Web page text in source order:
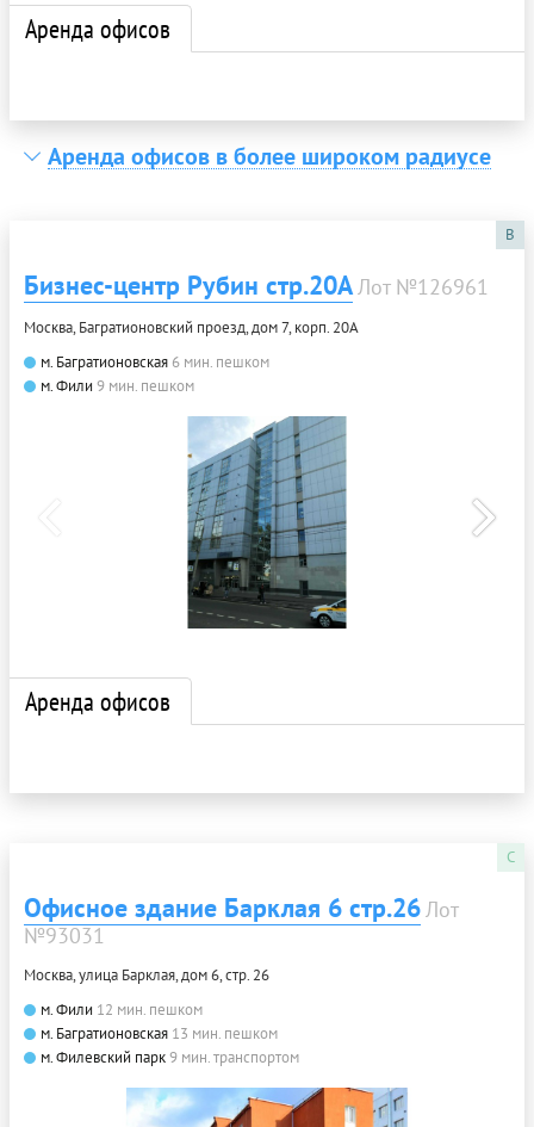
Аренда офисов
Аренда офисов в более широком радиусе
B
Бизнес-центр Рубин стр.20АЛот №126961
Москва, Багратионовский проезд, дом 7, корп. 20А
м. Багратионовская 6 мин. пешком
м. Фили 9 мин. пешком
Аренда офисов
C
Офисное здание Барклая 6 стр.26Лот
№93031
Москва, улица Барклая, дом 6, стр. 26
м. Фили 12 мин. пешком
м. Багратионовская 13 мин. пешком
м. Филевский парк9 мин. транспортом